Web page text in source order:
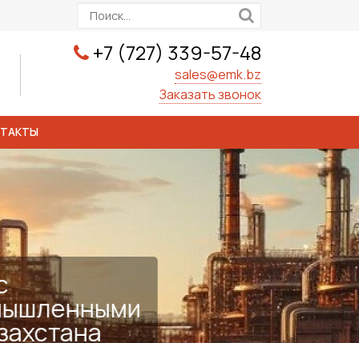
+7 (727) 339-57-48
sales@emk.bz
Заказать звонок